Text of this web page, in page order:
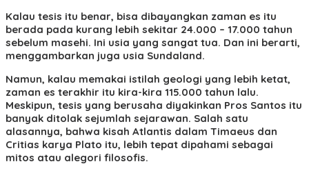
Kalau tesis itu benar, bisa dibayangkan zaman es itu
berada pada kurang lebih sekitar 24.000 – 17.000 tahun
sebelum masehi. Ini usia yang sangat tua. Dan ini berarti,
menggambarkan juga usia Sundaland.
Namun, kalau memakai istilah geologi yang lebih ketat,
zaman es terakhir itu kira-kira 115.000 tahun lalu.
Meskipun, tesis yang berusaha diyakinkan Pros Santos itu
banyak ditolak sejumlah sejarawan. Salah satu
alasannya, bahwa kisah Atlantis dalam Timaeus dan
Critias karya Plato itu, lebih tepat dipahami sebagai
mitos atau alegori filosofis.